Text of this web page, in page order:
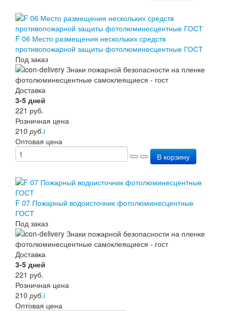
F 06 Место размещения нескольких средств
противопожарной защиты фотолюминесцентные ГОСТ
Под заказ
Доставка
3-5 дней
221 руб.
Розничная цена
210 руб.i
Оптовая цена
В корзину
F 07 Пожарный водоисточник фотолюминесцентные
ГОСТ
Под заказ
Доставка
3-5 дней
221 руб.
Розничная цена
210 руб.i
Оптовая цена